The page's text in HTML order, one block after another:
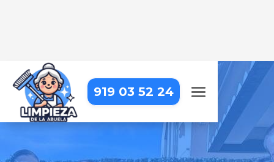
919 03 52 24
LIMPIEZA DE APARTAMENTOS
TURÍSTICOS EN GARGANTA DE
LOS MONTES